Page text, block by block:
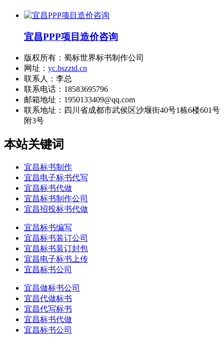
宜昌PPP项目造价咨询
版权所有：蜀标世界标书制作公司
网址： yc.bszztd.cn
联系人：李总
联系电话：18583695796
邮箱地址：1950133409@qq.com
联系地址： 四川省成都市武侯区沙堰街40号1栋6楼601号
附3号
本站关键词
宜昌标书制作
宜昌电子标书代写
宜昌标书代做
宜昌标书制作公司
宜昌招投标书代做
宜昌标书编写
宜昌标书装订公司
宜昌标书装订封包
宜昌电子标书上传
宜昌标书公司
宜昌做标书公司
宜昌代做标书
宜昌代写标书
宜昌标书代做
宜昌标书公司